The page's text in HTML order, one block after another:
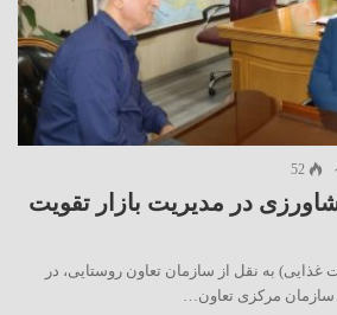
۰ 52
در مدیریت بازار تقویت
غذایی) به نقل از سازمان تعاون روستایی، در
مرکزی تعاون…